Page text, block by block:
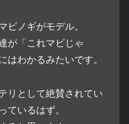
ノギがモデル。
が「これマビじゃ
わかるみたいです。
リとして絶賛されてい
ているはず。